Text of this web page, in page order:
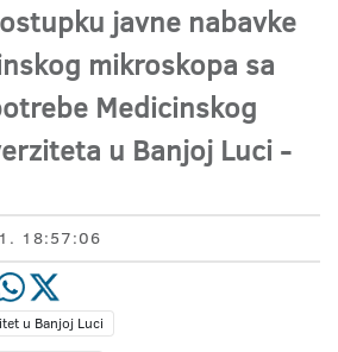
javne nabavke
mikroskopa sa
Medicinskog
u Banjoj Luci -
18:57:06
u Banjoj Luci